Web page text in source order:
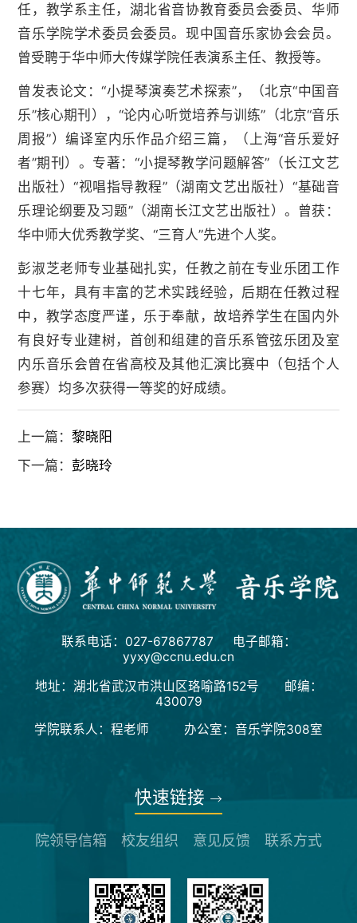
任，教学系主任，湖北省音协教育委员会委员、华师
音乐学院学术委员会委员。现中国音乐家协会会员。
曾受聘于华中师大传媒学院任表演系主任、教授等。
曾发表论文：“小提琴演奏艺术探索”，（北京“中国音
乐”核心期刊），“论内心听觉培养与训练”（北京“音乐
周报”）编译室内乐作品介绍三篇，（上海“音乐爱好
者”期刊）。专著：“小提琴教学问题解答”（长江文艺
出版社）“视唱指导教程”（湖南文艺出版社）“基础音
乐理论纲要及习题”（湖南长江文艺出版社）。曾获：
华中师大优秀教学奖、“三育人”先进个人奖。
彭淑芝老师专业基础扎实，任教之前在专业乐团工作
十七年，具有丰富的艺术实践经验，后期在任教过程
中，教学态度严谨，乐于奉献，故培养学生在国内外
有良好专业建树，首创和组建的音乐系管弦乐团及室
内乐音乐会曾在省高校及其他汇演比赛中（包括个人
参赛）均多次获得一等奖的好成绩。
上一篇：黎晓阳
下一篇： 彭晓玲
联系电话：027-67867787 电子邮箱：
yyxy@ccnu.edu.cn
地址：湖北省武汉市洪山区珞喻路152号 邮编：
430079
学院联系人：程老师 办公室：音乐学院308室
快速链接
院领导信箱 校友组织 意见反馈 联系方式